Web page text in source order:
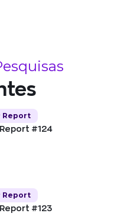
Report
#124
Report
#123